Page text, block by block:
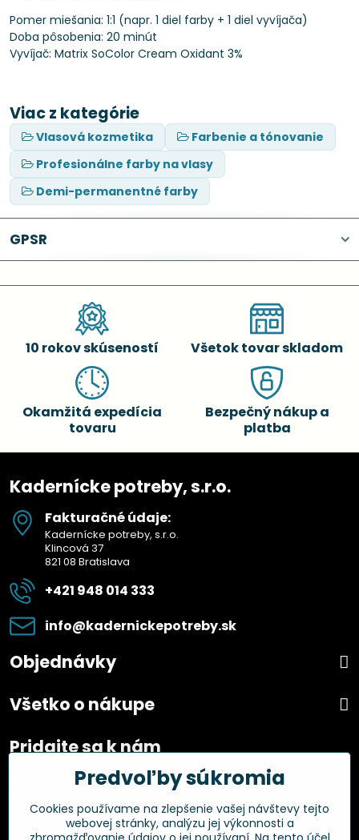
Pomer miešania: 1:1 (napr. 1 diel farby + 1 diel vyvíjača)
Doba pôsobenia: 20 minút
Vyvíjač: Matrix SoColor Cream Oxidant 3%
Viac z kategórie
Vlasová kozmetika
Farbenie a tónovanie
Profesionálne farby na vlasy
Demi-permanentné farby
GPSR
10 rokov skúseností Všetok tovar skladom
Okamžitá expedícia
tovaru
Bezpečný nákup a
platba
Kadernícke potreby, s.r.o.
Fakturačné údaje:
Kadernícke potreby, s.r.o.
Klincová 37
821 08 Bratislava
+421 948 014 333
info​@kadernickepotreby​.sk
Objednávky
Všetko o nákupe
Pridajte sa k nám
FacebookPredvoľby súkromia
Cookies používame na zlepšenie vašej návštevy tejto
webovej stránky, analýzu jej výkonnosti a